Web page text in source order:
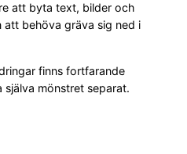
att byta text, bilder och
att behöva gräva sig ned i
finns fortfarande
mönstret separat.